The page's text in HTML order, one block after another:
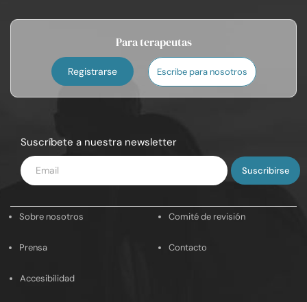
Para terapeutas
Registrarse Escribe para nosotros
Suscríbete a nuestra newsletter
Introduce
tu
Sobre nosotros Comité de revisión
Prensa Contacto
Accesibilidad